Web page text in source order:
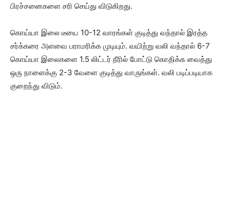
பிரச்சனைகளை சரி செய்து விடுகிறது.
கொய்யா இலை டீயை 10-12 வாரங்கள் குடித்து வந்தால் இரத்த
சர்க்கரை அளவை பராமரிக்க முடியும். வயிற்று வலி வந்தால் 6-7
கொய்யா இலைகளை 1.5 லிட்டர் நீரில் போட்டு கொதிக்க வைத்து
ஒரு நாளைக்கு 2-3 வேளை குடித்து வாருங்கள். வலி படிப்படியாக
குறைந்து விடும்.